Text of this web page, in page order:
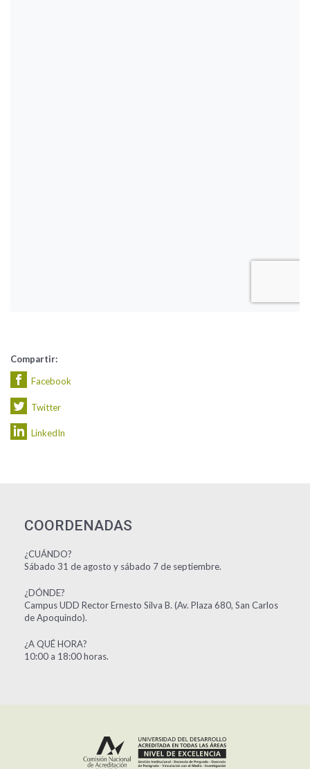
Compartir:
Facebook
Twitter
LinkedIn
COORDENADAS
¿CUÁNDO?
Sábado 31 de agosto y sábado 7 de septiembre.
¿DÓNDE?
Campus UDD Rector Ernesto Silva B. (Av. Plaza 680, San Carlos
de Apoquindo).
¿A QUÉ HORA?
10:00 a 18:00 horas.